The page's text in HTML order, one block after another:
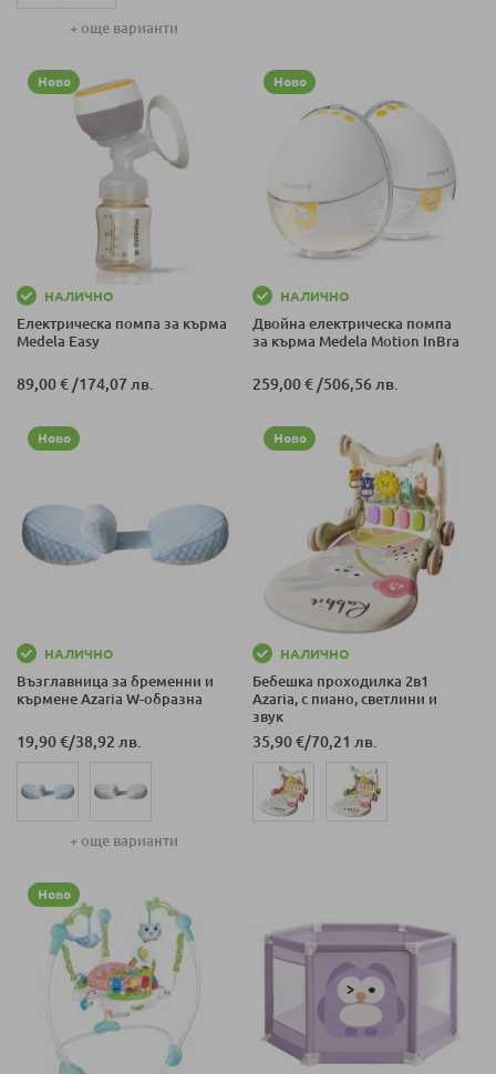
XL
XXL
+ още варианти
Ново
НАЛИЧНО
Електрическа помпа за кърма
Medela Easy
89,00 €/174,07 лв.
Ново
НАЛИЧНО
Двойна електрическа помпа
за кърма Medela Motion InBra
259,00 €/506,56 лв.
Ново
НАЛИЧНО
Възглавница за бременни и
кърмене Azaria W-образна
19,90 €/38,92 лв.
+ още варианти
Ново
НАЛИЧНО
Бебешка проходилка 2в1
Azaria, с пиано, светлини и
звук
35,90 €/70,21 лв.
Ново